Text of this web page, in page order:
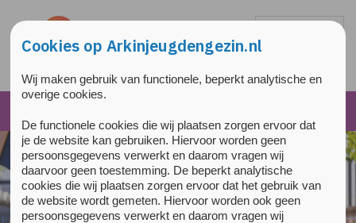
Cookies op Arkinjeugdengezin.nl
Wij maken gebruik van functionele, beperkt analytische en
overige cookies.
De functionele cookies die wij plaatsen zorgen ervoor dat
je de website kan gebruiken. Hiervoor worden geen
persoonsgegevens verwerkt en daarom vragen wij
daarvoor geen toestemming. De beperkt analytische
cookies die wij plaatsen zorgen ervoor dat het gebruik van
de website wordt gemeten. Hiervoor worden ook geen
persoonsgegevens verwerkt en daarom vragen wij